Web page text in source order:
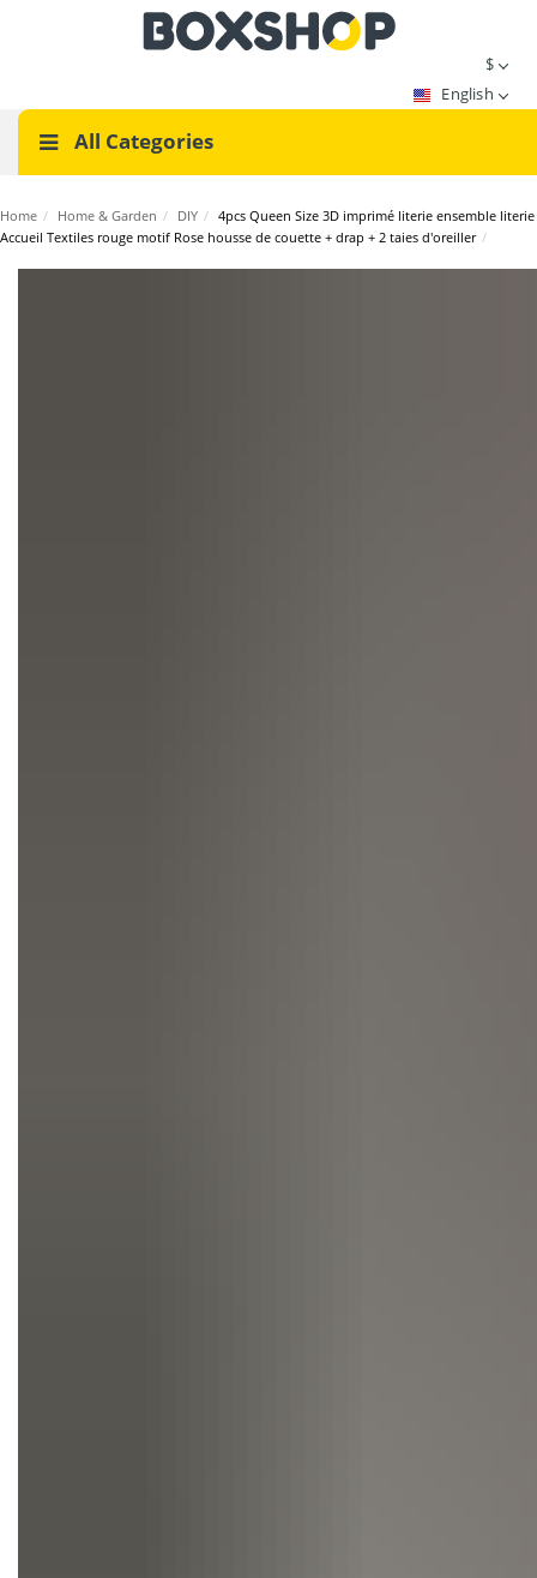
$
English
All Categories
Home / Home & Garden / DIY / 4pcs Queen Size 3D imprimé literie ensemble literie
Accueil Textiles rouge motif Rose housse de couette + drap + 2 taies d'oreiller /